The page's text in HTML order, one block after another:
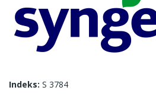
Indeks: S 3784